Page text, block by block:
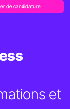
et
de candidature